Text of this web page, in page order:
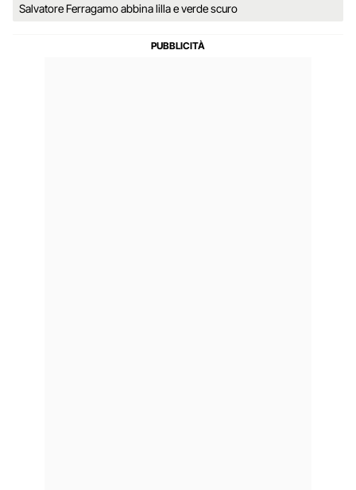
Salvatore Ferragamo abbina lilla e verde scuro